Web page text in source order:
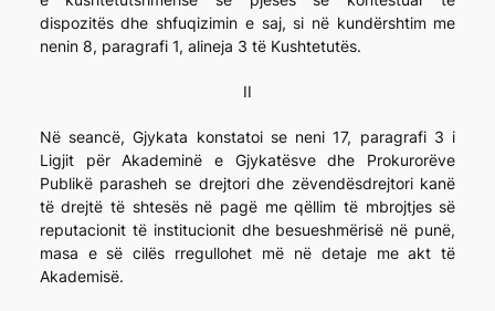
dispozitës dhe shfuqizimin e saj, si në kundërshtim me
nenin 8, paragrafi 1, alineja 3 të Kushtetutës.
II
Në seancë, Gjykata konstatoi se neni 17, paragrafi 3 i
Ligjit për Akademinë e Gjykatësve dhe Prokurorëve
Publikë parasheh se drejtori dhe zëvendësdrejtori kanë
të drejtë të shtesës në pagë me qëllim të mbrojtjes së
reputacionit të institucionit dhe besueshmërisë në punë,
masa e së cilës rregullohet më në detaje me akt të
Akademisë.